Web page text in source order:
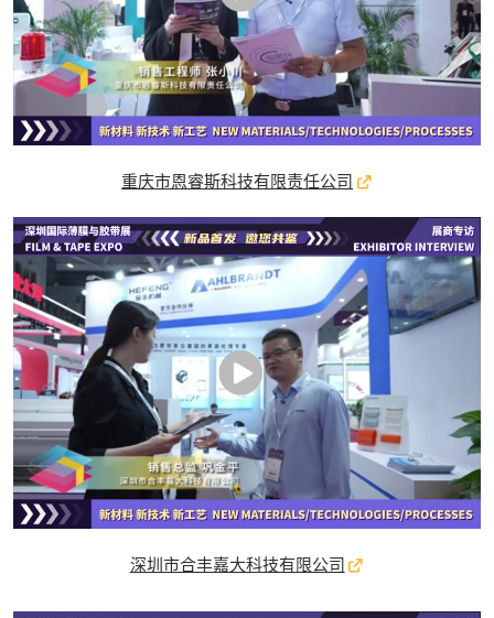
重庆市恩睿斯科技有限责任公司
深圳市合丰嘉大科技有限公司